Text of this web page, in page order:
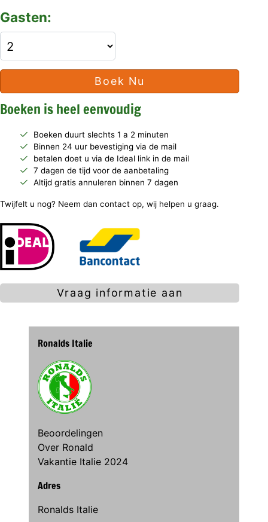
Gasten:
Boek Nu
Boeken is heel eenvoudig
Boeken duurt slechts 1 a 2 minuten
Binnen 24 uur bevestiging via de mail
betalen doet u via de Ideal link in de mail
7 dagen de tijd voor de aanbetaling
Altijd gratis annuleren binnen 7 dagen
Twijfelt u nog? Neem dan contact op, wij helpen u graag.
Vraag informatie aan
Ronalds Italie
Beoordelingen
Over Ronald
Vakantie Italie 2024
Adres
Ronalds Italie